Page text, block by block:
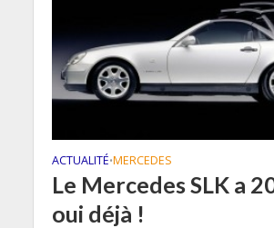
ACTUALITÉ•MERCEDES
Le Mercedes SLK a
oui déjà !